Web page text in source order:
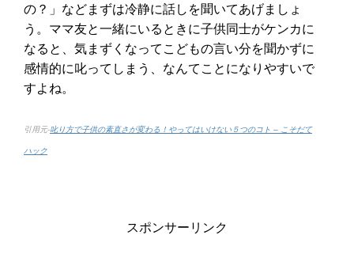
の？」などまずは冷静に話しを聞いてあげましょ
う。ママ友と一緒にいるときに子供同士がケンカに
なると、気まずくなってこどもの言い分を聞かずに
感情的に叱ってしまう、なんてことになりやすいで
すよね。
引用元-叱り方で子供の素直さが変わる！やってはいけない５つのコト – こそだて
ハック
スポンサーリンク